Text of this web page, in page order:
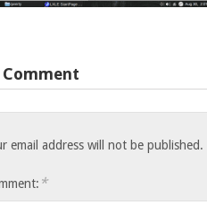
Comment
email address will not be published.
*